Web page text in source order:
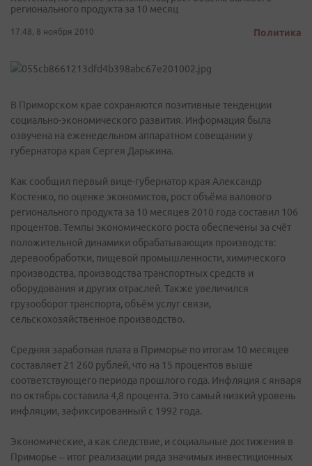
регионального продукта за 10 месяц
17:48, 8 ноября 2010 Политика
В Приморском крае сохраняются позитивные тенденции
социально-экономического развития. Информация была
озвучена на еженедельном аппаратном совещании у
губернатора края Сергея Дарькина.
Как сообщил первый вице-губернатор края Александр
Костенко, по оценке экономистов, рост объёма валового
регионального продукта за 10 месяцев 2010 года составил 106
процентов. Темпы экономического роста обеспечены за счёт
положительной динамики обрабатывающих производств:
деревообработки, пищевой промышленности, химического
производства, производства транспортных средств и
оборудования и других отраслей. Также увеличился
грузооборот транспорта, объём услуг связи,
сельскохозяйственное производство.
Средняя заработная плата в Приморье по итогам 10 месяцев
составляет 21 260 рублей, что на 15 процентов выше
соответствующего периода прошлого года. Инфляция с января
по октябрь составила 4,8 процента. Это самый низкий уровень
инфляции, зафиксированный с 1992 года.
Экономические, а как следствие, и социальные достижения в
Приморье – итог реализации ряда значимых инвестиционных